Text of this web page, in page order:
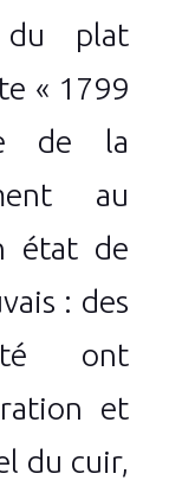
du plat
« 1799
de la
au
état de
: des
ont
et
du cuir,